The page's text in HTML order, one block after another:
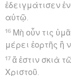
ἐδειγμάτισεν
αὐτῷ.
16 Μὴ οὖν τις
μέρει ἑορτῆς ἢ
17 ἅ ἐστιν σκιὰ
Χριστοῦ.